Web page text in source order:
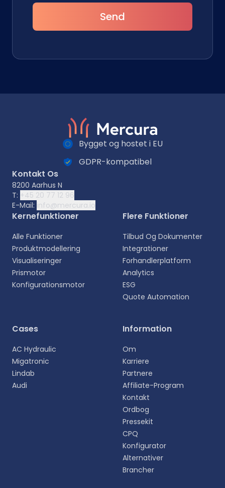
Send
Bygget og hostet i EU
GDPR-kompatibel
Kontakt Os
8200 Aarhus N
T: +45 20 77 12 96
E-Mail: info@mercura.io
Kernefunktioner
Alle Funktioner
Produktmodellering
Visualiseringer
Prismotor
Konfigurationsmotor
Flere Funktioner
Tilbud Og Dokumenter
Integrationer
Forhandlerplatform
Analytics
ESG
Quote Automation
Cases
AC Hydraulic
Migatronic
Lindab
Audi
Information
Om
Karriere
Partnere
Affiliate-Program
Kontakt
Ordbog
Pressekit
CPQ
Konfigurator
Alternativer
Brancher